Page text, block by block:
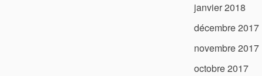
janvier 2018
décembre 2017
novembre 2017
octobre 2017